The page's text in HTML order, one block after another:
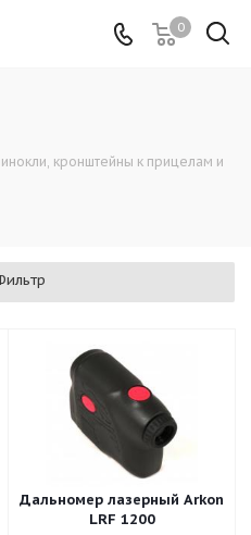
0
кронштейны к прицелам и
Дальномер лазерный Arkon
LRF 1200